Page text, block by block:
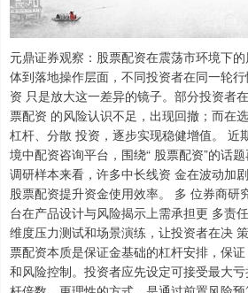
元鼎证券观察：股票配资在震荡市环境下
体到落地操作层面，不同投资者在同一轮
资 只是放大这一差异的镜子。部分投资者
票配资 的风险认识不足，出现回撤；而在
杠杆、分散 投资，逐步实现稳健增值。 近
境中配资咨询平台，围绕“ 股票配资”的话
调研样本来看，许多中长线资 金在波动加
股票配资提升资金使用效率。 多 位券商研
台在产品设计与风险揭示上需承担更 多责
维度压力测试和场景演练，让投资者在决
票配资本质是保证金基础的杠杆安排，保
和风险控制。投资者应先设定可接受最大